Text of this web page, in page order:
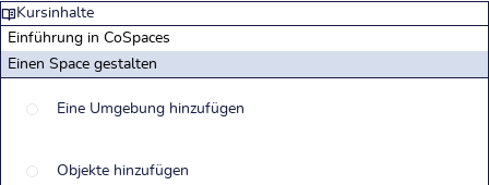
Kursinhalte
Einführung in CoSpaces
Einen Space gestalten
Eine Umgebung hinzufügen
Objekte hinzufügen